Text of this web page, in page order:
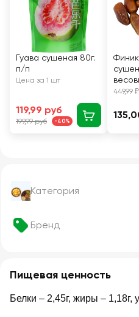
Категория
Бренд
Пищевая ценность
Белки – 2,45г, жиры – 1,18г,
Гуава сушеная 80г.
п/п
Цена за 1 шт
119,99 руб
199,99 руб -40%
449,99